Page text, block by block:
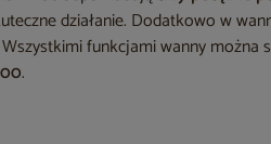
działanie. Dodatkowo w
funkcjami wanny można
.